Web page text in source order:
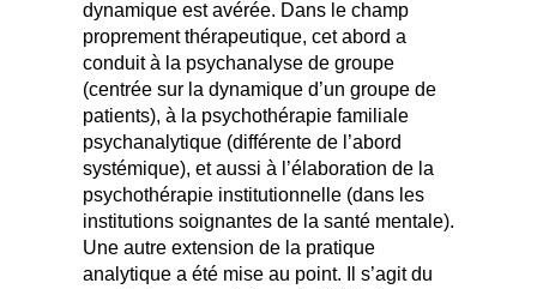
dynamique est avérée. Dans le champ
proprement thérapeutique, cet abord a
conduit à la psychanalyse de groupe
(centrée sur la dynamique d’un groupe de
patients), à la psychothérapie familiale
psychanalytique (différente de l’abord
systémique), et aussi à l’élaboration de la
psychothérapie institutionnelle (dans les
institutions soignantes de la santé mentale).
Une autre extension de la pratique
analytique a été mise au point. Il s’agit du